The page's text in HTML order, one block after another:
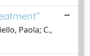
Paola; C.,